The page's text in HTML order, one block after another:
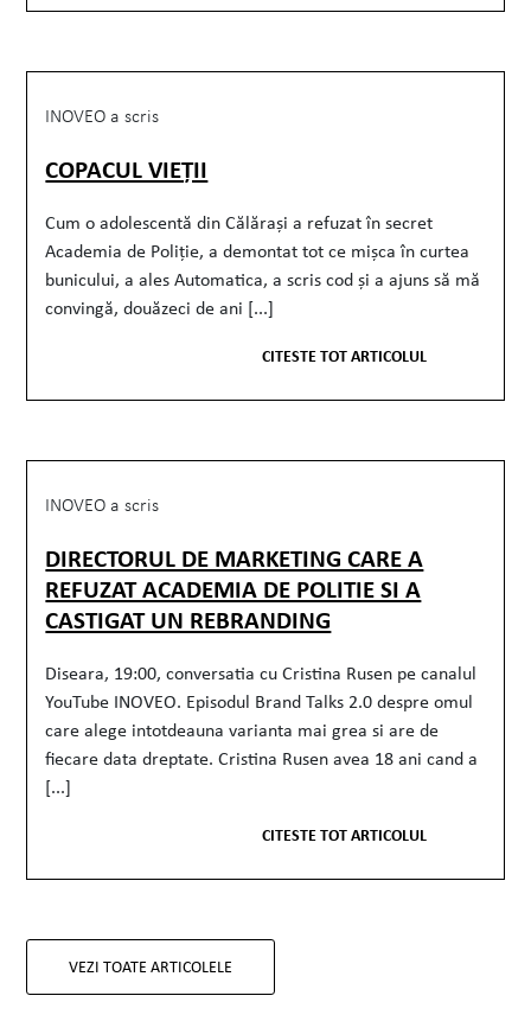
INOVEO a scris
COPACUL VIEȚII
Cum o adolescentă din Călărași a refuzat în secret
Academia de Poliție, a demontat tot ce mișca în curtea
bunicului, a ales Automatica, a scris cod și a ajuns să mă
convingă, douăzeci de ani [...]
CITESTE TOT ARTICOLUL
INOVEO a scris
DIRECTORUL DE MARKETING CARE A
REFUZAT ACADEMIA DE POLITIE SI A
CASTIGAT UN REBRANDING
Diseara, 19:00, conversatia cu Cristina Rusen pe canalul
YouTube INOVEO. Episodul Brand Talks 2.0 despre omul
care alege intotdeauna varianta mai grea si are de
fiecare data dreptate. Cristina Rusen avea 18 ani cand a
[...]
CITESTE TOT ARTICOLUL
VEZI TOATE ARTICOLELE